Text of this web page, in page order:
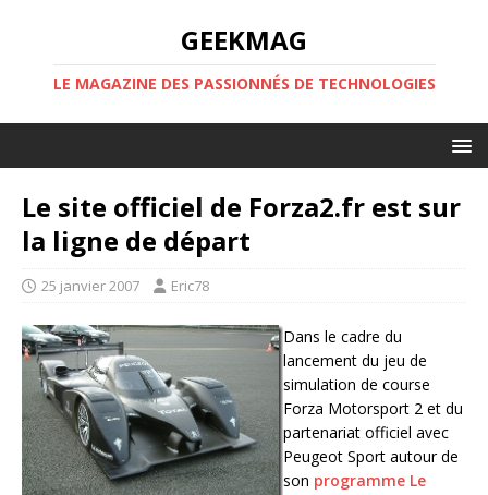
GEEKMAG
LE MAGAZINE DES PASSIONNÉS DE TECHNOLOGIES
Le site officiel de Forza2.fr est sur
la ligne de départ
25 janvier 2007 Eric78
Dans le cadre du
lancement du jeu de
simulation de course
Forza Motorsport 2 et du
partenariat officiel avec
Peugeot Sport autour de
son programme Le